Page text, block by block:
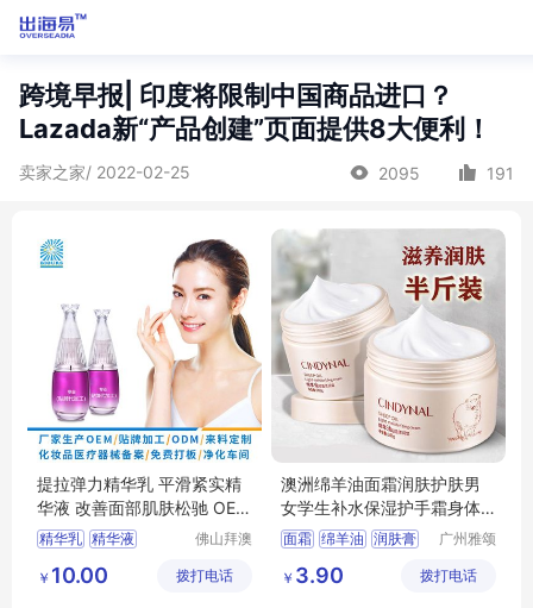
跨境早报| 印度将限制中国商品进口？
Lazada新“产品创建”页面提供8大便利！
卖家之家/ 2022-02-25 2095 191
提拉弹力精华乳 平滑紧实精
华液 改善面部肌肤松驰 OEM
贴牌加工
精华乳 精华液
平滑紧实精华液
佛山拜澳
有限公司
￥ 10.00 拨打电话
澳洲绵羊油面霜润肤护肤男
女学生补水保湿护手霜身体
乳雪花霜
面霜 绵羊油 润肤膏
广州雅颂
造有限公
￥ 3.90 拨打电话